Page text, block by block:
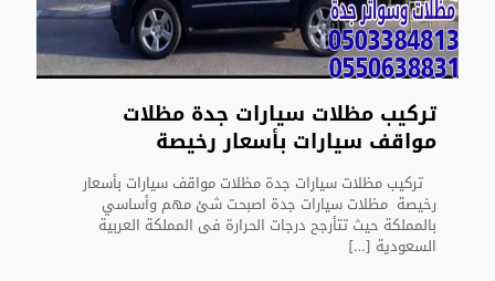
تركيب مظلات سيارات جدة مظلات
مواقف سيارات بأسعار رخيصة
تركيب مظلات سيارات جدة مظلات مواقف سيارات بأسعار
رخيصة مظلات سيارات جدة اصبحت شئ مهم وأساسي
بالمملكة حيث تتأرجح درجات الحرارة فى المملكة العربية
السعودية […]